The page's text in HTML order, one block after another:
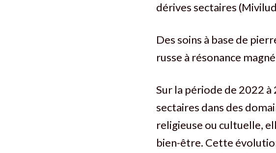
dérives sectaires
Des soins à base de
russe à résonance
Sur la période de 2022
sectaires dans des
religieuse ou cultuelle,
bien-être. Cette